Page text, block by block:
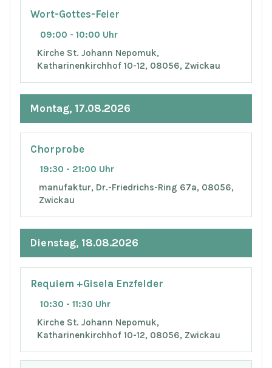
Wort-Gottes-Feier
09:00 - 10:00 Uhr
Kirche St. Johann Nepomuk,
Katharinenkirchhof 10-12, 08056, Zwickau
Montag, 17.08.2026
Chorprobe
19:30 - 21:00 Uhr
manufaktur, Dr.-Friedrichs-Ring 67a, 08056,
Zwickau
Dienstag, 18.08.2026
Requiem +Gisela Enzfelder
10:30 - 11:30 Uhr
Kirche St. Johann Nepomuk,
Katharinenkirchhof 10-12, 08056, Zwickau